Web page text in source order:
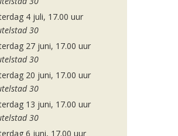
4 juli, 17.00 uur
30
27 juni, 17.00 uur
30
20 juni, 17.00 uur
30
13 juni, 17.00 uur
30
6 juni, 17.00 uur